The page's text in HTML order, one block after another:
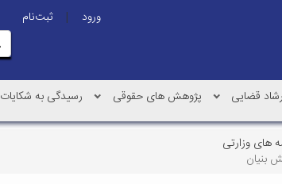
ورود |
ثبت‌نام
قضایی پژوهش های حقوقی رسیدگی به شکایات
های وزارتی